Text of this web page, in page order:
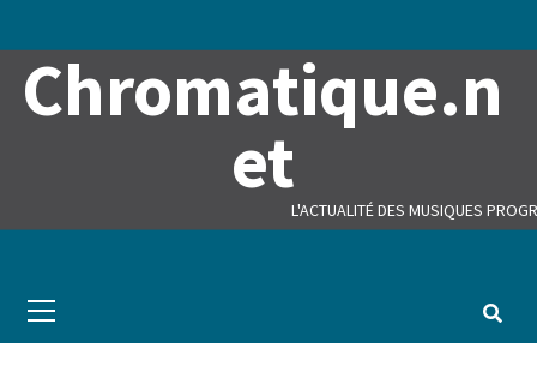
Chromatique.n
et
L'ACTUALITÉ DES MUSIQUES
Menu